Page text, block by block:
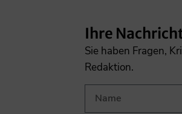
Ihre
Sie haben Fragen,
Redaktion.